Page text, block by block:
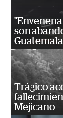
son
Trágico
Mejicano